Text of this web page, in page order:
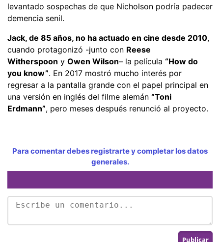
levantado sospechas de que Nicholson podría padecer
demencia senil.
Jack, de 85 años, no ha actuado en cine desde 2010,
cuando protagonizó -junto con Reese
Witherspoon y Owen Wilson– la película “How do
you know”. En 2017 mostró mucho interés por
regresar a la pantalla grande con el papel principal en
una versión en inglés del filme alemán “Toni
Erdmann”, pero meses después renunció al proyecto.
Para comentar debes registrarte y completar los datos
generales.